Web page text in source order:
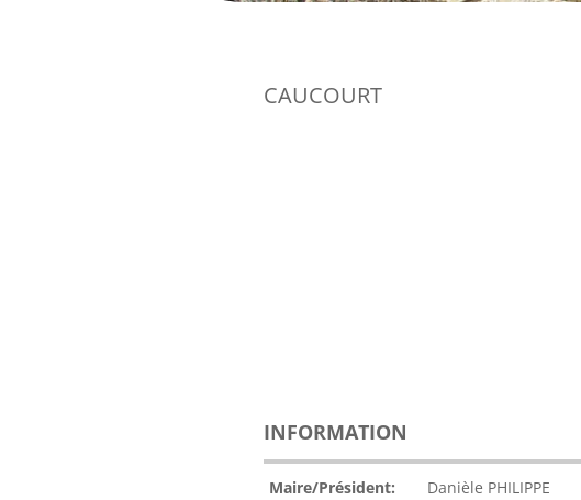
CAUCOURT
INFORMATION
Maire/Président: Danièle PHILIPPE